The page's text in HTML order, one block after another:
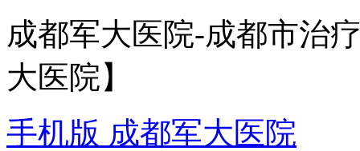
成都军大医院-成都市治
大医院】
手机版 成都军大医院